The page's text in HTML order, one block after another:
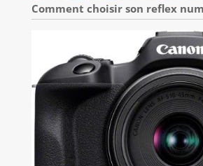
Comment choisir son reflex